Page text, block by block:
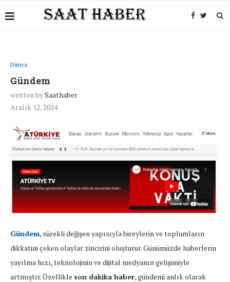
Dünya
Gündem
written bySaathaber
Aralık 12, 2024
Gündem, sürekli değişen yapısıyla bireylerin ve toplumların
dikkatini çeken olaylar zincirini oluşturur. Günümüzde haberlerin
yayılma hızı, teknolojinin ve dijital medyanın gelişimiyle
artmıştır. Özellikle son dakika haber, gündemi anlık olarak